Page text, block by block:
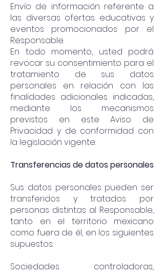
Envío de información referente a
las diversas ofertas educativas y
eventos promocionados por el
Responsable.
En todo momento, usted podrá
revocar su consentimiento para el
tratamiento de sus datos
personales en relación con las
finalidades adicionales indicadas,
mediante los mecanismos
previstos en este Aviso de
Privacidad y de conformidad con
la legislación vigente.
Transferencias de datos personales
Sus datos personales pueden ser
transferidos y tratados por
personas distintas al Responsable,
tanto en el territorio mexicano
como fuera de él, en los siguientes
supuestos:
Sociedades controladoras,